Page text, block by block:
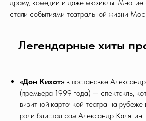
драму, комедии и даже мюзиклы. Многие
стали событиями театральной жизни
Легендарные хиты
«Дон Кихот» в постановке
(премьера 1999 года) — спектакль,
визитной карточкой театра на рубеже
роли блистал сам Александр